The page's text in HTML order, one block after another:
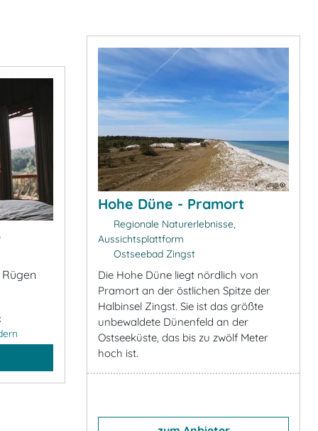
Hohe Düne - Pramort
Regionale Naturerlebnisse,
Aussichtsplattform
Ostseebad Zingst
Die Hohe Düne liegt nördlich von
Pramort an der östlichen Spitze der
Halbinsel Zingst. Sie ist das größte
unbewaldete Dünenfeld an der
Ostseeküste, das bis zu zwölf Meter
hoch ist.